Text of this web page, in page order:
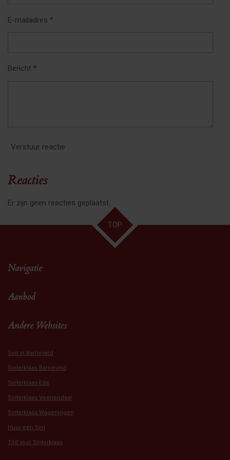
E-mailadres *
Bericht *
Verstuur reactie
Reacties
Er zijn geen reacties geplaatst.
TOP
Navigatie
Aanbod
Andere Websites
Sint in Barneveld
Sinterklaas Barneveld
Sinterklaas Ede
Sinterklaas Veenendaal
Sinterklaas Wageningen
Huur een Sint
Tijd voor Sinterklaas